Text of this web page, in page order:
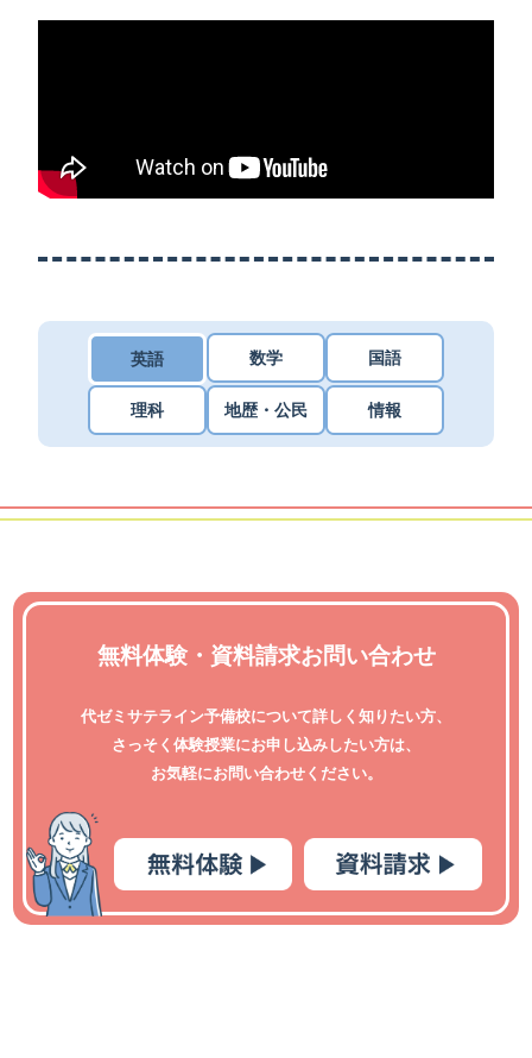
英語 数学 国語
理科 地歴・公民 情報
無料体験・資料請求お問い合わせ
代ゼミサテライン予備校について詳しく知りたい方、
さっそく体験授業にお申し込みしたい方は、
お気軽にお問い合わせください。